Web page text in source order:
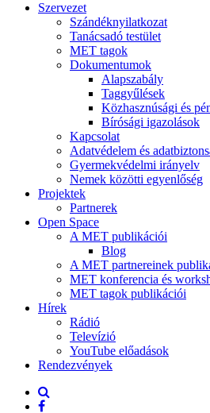
Szervezet
Szándéknyilatkozat
Tanácsadó testület
MET tagok
Dokumentumok
Alapszabály
Taggyűlések
Közhasznúsági és
Bírósági igazolások
Kapcsolat
Adatvédelem és
Gyermekvédelmi irányelv
Nemek közötti egyenlőség
Projektek
Partnerek
Open Space
A MET publikációi
Blog
A MET partnereinek
MET konferencia és
MET tagok publikációi
Hírek
Rádió
Televízió
YouTube előadások
Rendezvények